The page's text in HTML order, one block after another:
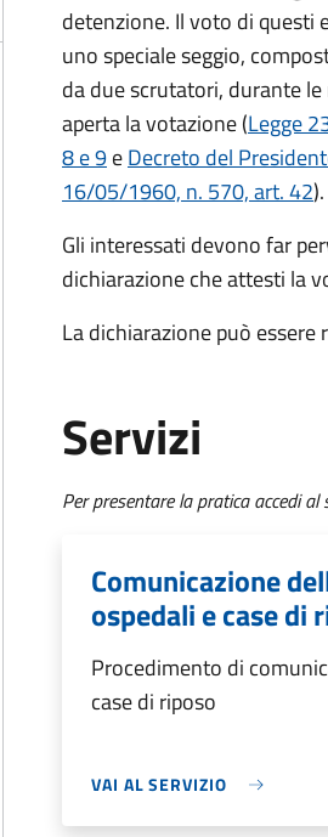
detenzione. Il voto di questi
uno speciale seggio,
da due scrutatori, durante
aperta la votazione (Legge
8 e 9eDecreto del
16/05/1960, n. 570, art. 42).
Gli interessati devono far
dichiarazione che attesti la
La dichiarazione può
Servizi
Per presentare la pratica accedi
Comunicazione
ospedali e case di
Procedimento di
case di riposo
VAI AL SERVIZIO